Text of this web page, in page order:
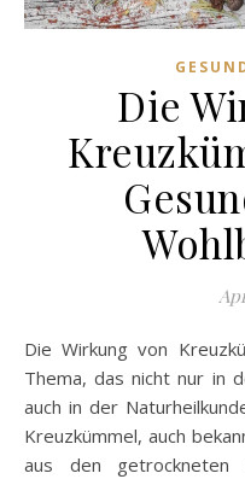
Die
Die Wirkung von Kreuzkümmeltee ist ein faszinierendes
Thema, das nicht nur in
auch in der
Kreuzkümmel, auch
aus den getrockneten